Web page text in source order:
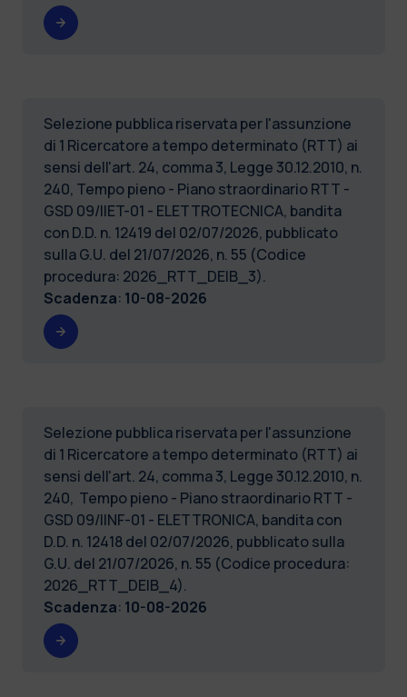
Selezione pubblica riservata per l'assunzione
di 1 Ricercatore a tempo determinato (RTT) ai
sensi dell'art. 24, comma 3, Legge 30.12.2010, n.
240, Tempo pieno - Piano straordinario RTT -
GSD 09/IIET-01 - ELETTROTECNICA, bandita
con D.D. n. 12419 del 02/07/2026, pubblicato
sulla G.U. del 21/07/2026, n. 55 (Codice
procedura: 2026_RTT_DEIB_3).
Scadenza: 10-08-2026
Selezione pubblica riservata per l'assunzione
di 1 Ricercatore a tempo determinato (RTT) ai
sensi dell'art. 24, comma 3, Legge 30.12.2010, n.
240, Tempo pieno - Piano straordinario RTT -
GSD 09/IINF-01 - ELETTRONICA, bandita con
D.D. n. 12418 del 02/07/2026, pubblicato sulla
G.U. del 21/07/2026, n. 55 (Codice procedura:
2026_RTT_DEIB_4).
Scadenza: 10-08-2026